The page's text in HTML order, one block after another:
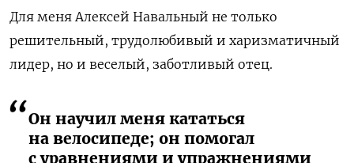
Для меня Алексей Навальный не только
решительный, трудолюбивый и харизматичный
лидер, но и веселый, заботливый отец.
Он научил меня кататься
на велосипеде; он помогал
с уравнениями и упражнениями